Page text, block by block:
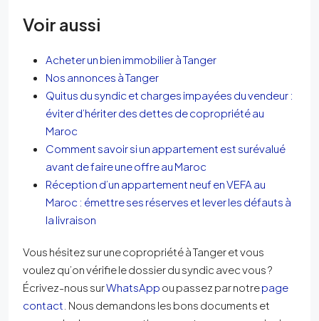
Voir aussi
Acheter un bien immobilier à Tanger
Nos annonces à Tanger
Quitus du syndic et charges impayées du vendeur :
éviter d’hériter des dettes de copropriété au
Maroc
Comment savoir si un appartement est surévalué
avant de faire une offre au Maroc
Réception d’un appartement neuf en VEFA au
Maroc : émettre ses réserves et lever les défauts à
la livraison
Vous hésitez sur une copropriété à Tanger et vous
voulez qu’on vérifie le dossier du syndic avec vous ?
Écrivez-nous surWhatsApp ou passez par notrepage
contact . Nous demandons les bons documents et